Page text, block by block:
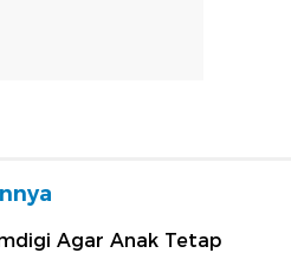
Agar Anak Tetap